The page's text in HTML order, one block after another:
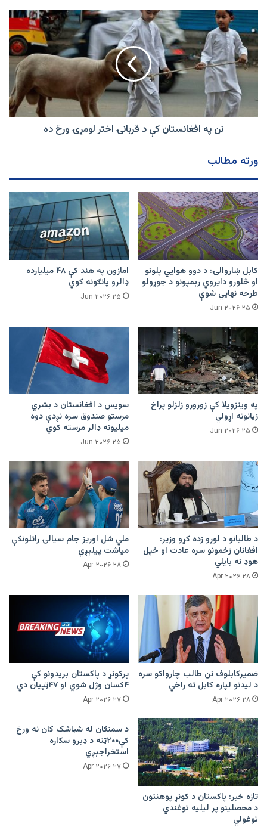
کړې
نن
په
افغانستان
کې
د
لومړۍ
ورځ
نن په افغانستان کې د قربانۍ اختر لومړۍ ورځ ده
ورته مطالب
کابل ښاروالۍ: د دوو هوايي پلونو
او څلورو دایروي رېمپونو د جوړولو
طرحه نهایي شوې
۲۵ Jun ۲۰۲۶
امازون په هند کې ۴۸ میلیارده
ډالرو پانګونه کوي
۲۵ Jun ۲۰۲۶
په وینزویلا کې زورورو زلزلو پراخ
زیانونه اړولي
۲۵ Jun ۲۰۲۶
سویس د افغانستان د بشري
مرستو صندوق سره نږدې دوه
میلیونه ډالر مرسته کوي
۲۵ Jun ۲۰۲۶
د طالبانو د لوړو زده کړو وزیر:
افغانان زخمونو سره عادت او خپل
هوډ نه بایلي
۲۸ Apr ۲۰۲۶
ملي شل اوریز جام سیالۍ راتلونکې
میاشت پیلېږي
۲۸ Apr ۲۰۲۶
ضمیرکابلوف نن طالب چارواکو سره
د لیدنو لپاره کابل ته راځي
۲۸ Apr ۲۰۲۶
پرکونړ د پاکستان بریدونو کې
۴کسان وژل شوي او ۴۷ټپیان دي
۲۷ Apr ۲۰۲۶
تازه خبر: پاکستان د کونړ پوهنتون
د محصلینو پر لیلیه توغندي
توغولي
د سمنګان له شباشک کان نه ورځ
کې۲۰۰ټنه د ډبرو سکاره
استخراجېږي
۲۷ Apr ۲۰۲۶